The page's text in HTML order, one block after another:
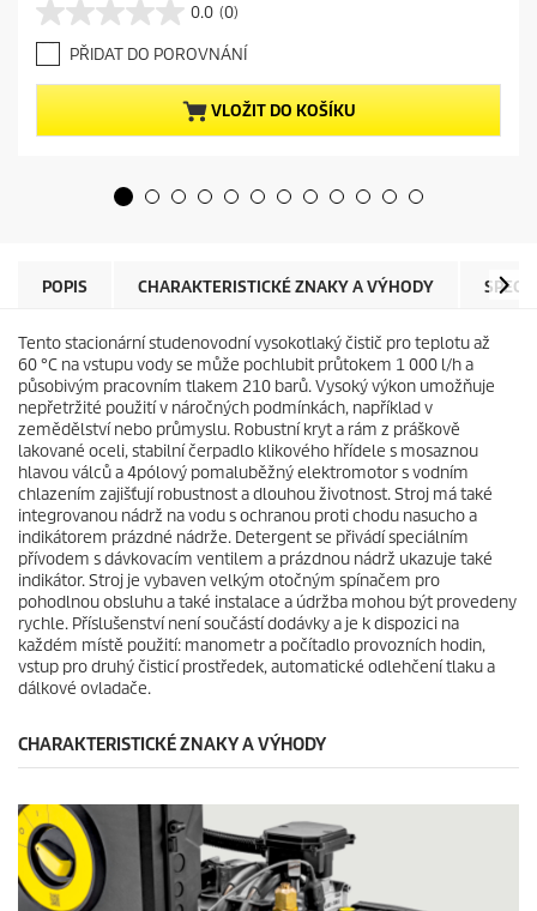
e
n
t
p
r
e
0.0 (0)
0
.
0
z
5
h
e
PŘIDAT DO POROVNÁNÍ
VLOŽIT DO KOŠÍKU
POPIS CHARAKTERISTICKÉ ZNAKY A VÝHODY
Tento stacionární studenovodní vysokotlaký čistič pro teplotu až
60 °C na vstupu vody se může pochlubit průtokem 1 000 l/h a
působivým pracovním tlakem 210 barů. Vysoký výkon umožňuje
nepřetržité použití v náročných podmínkách, například v
zemědělství nebo průmyslu. Robustní kryt a rám z práškově
lakované oceli, stabilní čerpadlo klikového hřídele s mosaznou
hlavou válců a 4pólový pomaluběžný elektromotor s vodním
chlazením zajišťují robustnost a dlouhou životnost. Stroj má také
integrovanou nádrž na vodu s ochranou proti chodu nasucho a
indikátorem prázdné nádrže. Detergent se přivádí speciálním
přívodem s dávkovacím ventilem a prázdnou nádrž ukazuje také
indikátor. Stroj je vybaven velkým otočným spínačem pro
pohodlnou obsluhu a také instalace a údržba mohou být provedeny
rychle. Příslušenství není součástí dodávky a je k dispozici na
každém místě použití: manometr a počítadlo provozních hodin,
vstup pro druhý čisticí prostředek, automatické odlehčení tlaku a
dálkové ovladače.
CHARAKTERISTICKÉ ZNAKY A VÝHODY